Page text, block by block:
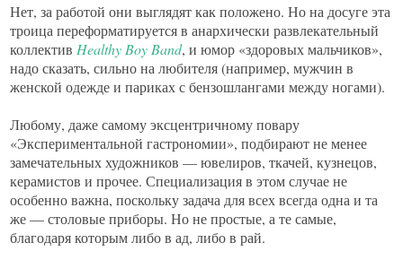
Нет, за работой они выглядят как положено. Но на досуге эта
троица переформатируется в анархически развлекательный
коллектив Healthy Boy Band, и юмор «здоровых мальчиков»,
надо сказать, сильно на любителя (например, мужчин в
женской одежде и париках с бензошлангами между ногами).
Любому, даже самому эксцентричному повару
«Экспериментальной гастрономии», подбирают не менее
замечательных художников — ювелиров, ткачей, кузнецов,
керамистов и прочее. Специализация в этом случае не
особенно важна, поскольку задача для всех всегда одна и та
же — столовые приборы. Но не простые, а те самые,
благодаря которым либо в ад, либо в рай.